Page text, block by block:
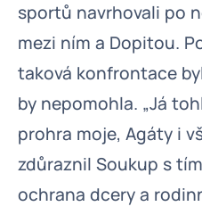
sportů navrhovali po
mezi ním a Dopitou.
taková konfrontace
by nepomohla. „Já
prohra moje, Agáty i
zdůraznil Soukup s
ochrana dcery a